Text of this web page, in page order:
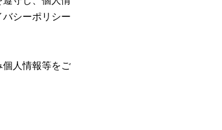
シーポリシー
人情報等をご